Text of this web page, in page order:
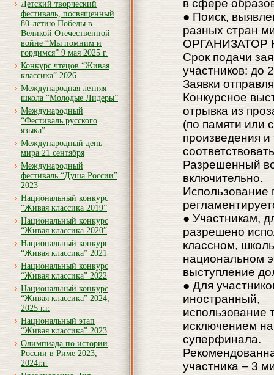
Детский творческий
фестиваль, посвященный
80-летию Победы в
Великой Отечественной
войне “Мы помним и
гордимся” 9 мая 2025 г.
Конкурс чтецов “Живая
классика” 2026
Международная летняя
школа “Молодые Лидеры”
Международный
“Фестиваль русского
языка”
Международный день
мира 21 сентября
Международный
фестиваль “Душа России”
2023
Национальный конкурс
“Живая классика 2019”
Национальный конкурс
“Живая классика 2020”
Национальный конкурс
“Живая классика” 2021
Национальный конкурс
“Живая классика” 2022
Национальный конкурс
“Живая классика” 2024,
2025 г.г.
Национальный этап
“Живая классика” 2023
Олимпиада по истории
России в Риме 2023,
2024г.г.
в сфере
● Поиск,
разных стран
ОРГАНИЗАТОР
Срок подачи
участников: до
Заявки
Конкурсное
отрывка из
(по памяти или
произведения
Разрешенный
включительно.
Использование
● Участникам,
разрешено
классном,
национальном
выступление
● Для
иностранный,
использование
исключением
суперфинала.
участника – 3